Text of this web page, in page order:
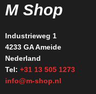
M Shop
Industrieweg 1
4233 GA Ameide
Nederland
Tel: +31 13 505 1273
info@m-shop.nl